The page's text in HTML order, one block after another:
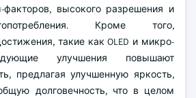
высокого разрешения и
Кроме того,
такие как OLED и микро-
улучшения повышают
предлагая улучшенную яркость,
долговечность, что в целом